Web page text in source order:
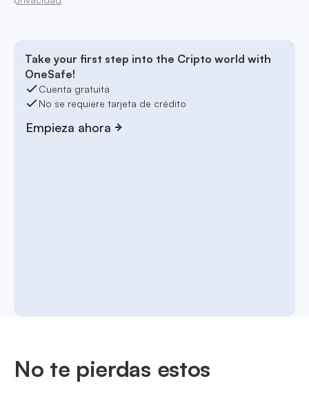
Take your first step into the Cripto world with
OneSafe!
Cuenta gratuita
No se requiere tarjeta de crédito
Empieza ahora
No te pierdas estos